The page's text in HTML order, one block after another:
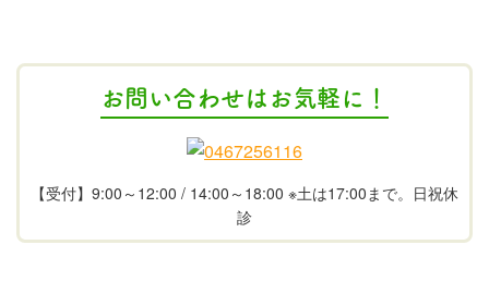
お問い合わせはお気軽に！
【受付】9:00～12:00 / 14:00～18:00 ※土は17:00まで。日祝休
診